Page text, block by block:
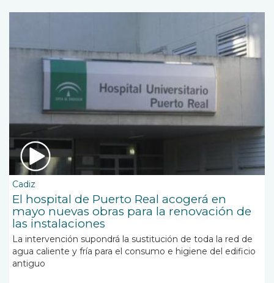
Cadiz
El hospital de Puerto Real acogerá en
mayo nuevas obras para la renovación de
las instalaciones
La intervención supondrá la sustitución de toda la red de
agua caliente y fría para el consumo e higiene del edificio
antiguo